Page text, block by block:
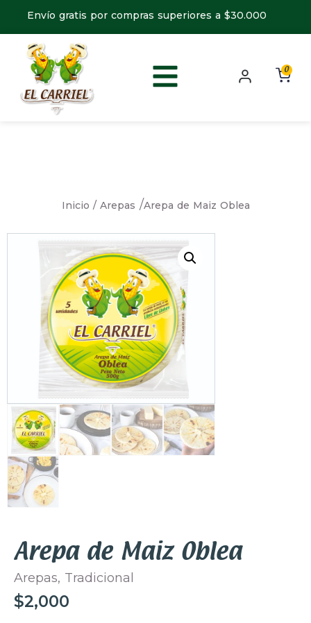
Envío gratis por compras superiores a $30.000
0
Inicio / Arepas /Arepa de Maiz Oblea
Arepa de Maiz Oblea
Arepas, Tradicional
$2,000